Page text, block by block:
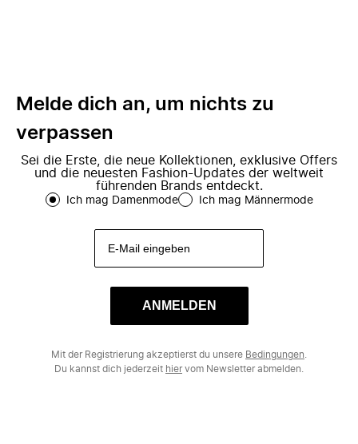
Melde dich an, um nichts zu
verpassen
Sei die Erste, die neue Kollektionen, exklusive Offers
und die neuesten Fashion-Updates der weltweit
führenden Brands entdeckt.
Ich mag Damenmode Ich mag Männermode
ANMELDEN
Mit der Registrierung akzeptierst du unsere Bedingungen
Du kannst dich jederzeit hiervom Newsletter abmelden.